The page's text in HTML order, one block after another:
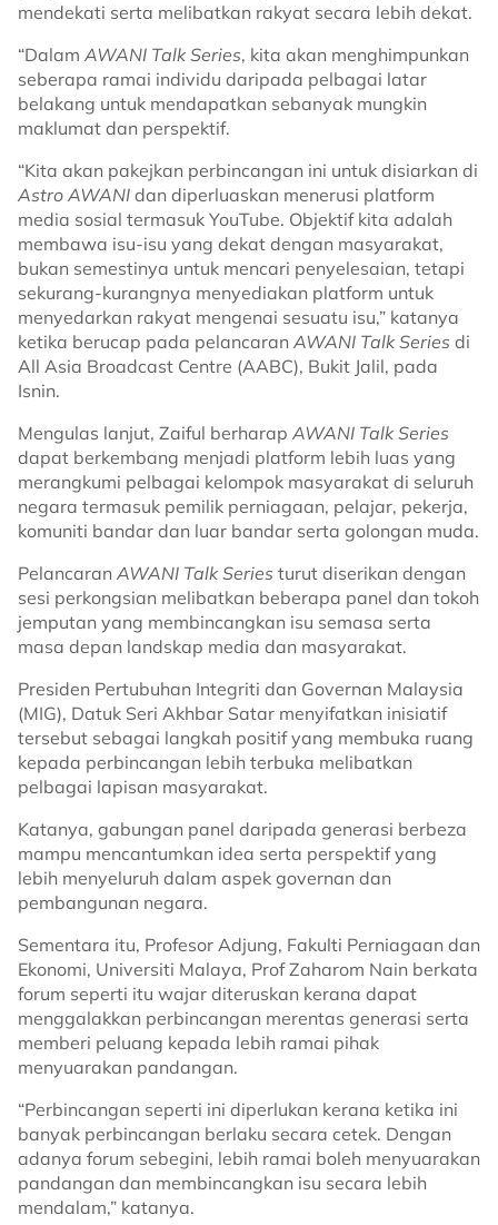
mendekati serta melibatkan rakyat secara lebih dekat.
“Dalam AWANI Talk Series, kita akan menghimpunkan
seberapa ramai individu daripada pelbagai latar
belakang untuk mendapatkan sebanyak mungkin
maklumat dan perspektif.
“Kita akan pakejkan perbincangan ini untuk disiarkan di
Astro AWANI dan diperluaskan menerusi platform
media sosial termasuk YouTube. Objektif kita adalah
membawa isu-isu yang dekat dengan masyarakat,
bukan semestinya untuk mencari penyelesaian, tetapi
sekurang-kurangnya menyediakan platform untuk
menyedarkan rakyat mengenai sesuatu isu,” katanya
ketika berucap pada pelancaran AWANI Talk Series di
All Asia Broadcast Centre (AABC), Bukit Jalil, pada
Isnin.
Mengulas lanjut, Zaiful berharap AWANI Talk Series
dapat berkembang menjadi platform lebih luas yang
merangkumi pelbagai kelompok masyarakat di seluruh
negara termasuk pemilik perniagaan, pelajar, pekerja,
komuniti bandar dan luar bandar serta golongan muda.
Pelancaran AWANI Talk Series turut diserikan dengan
sesi perkongsian melibatkan beberapa panel dan tokoh
jemputan yang membincangkan isu semasa serta
masa depan landskap media dan masyarakat.
Presiden Pertubuhan Integriti dan Governan Malaysia
(MIG), Datuk Seri Akhbar Satar menyifatkan inisiatif
tersebut sebagai langkah positif yang membuka ruang
kepada perbincangan lebih terbuka melibatkan
pelbagai lapisan masyarakat.
Katanya, gabungan panel daripada generasi berbeza
mampu mencantumkan idea serta perspektif yang
lebih menyeluruh dalam aspek governan dan
pembangunan negara.
Sementara itu, Profesor Adjung, Fakulti Perniagaan dan
Ekonomi, Universiti Malaya, Prof Zaharom Nain berkata
forum seperti itu wajar diteruskan kerana dapat
menggalakkan perbincangan merentas generasi serta
memberi peluang kepada lebih ramai pihak
menyuarakan pandangan.
“Perbincangan seperti ini diperlukan kerana ketika ini
banyak perbincangan berlaku secara cetek. Dengan
adanya forum sebegini, lebih ramai boleh menyuarakan
pandangan dan membincangkan isu secara lebih
mendalam,” katanya.